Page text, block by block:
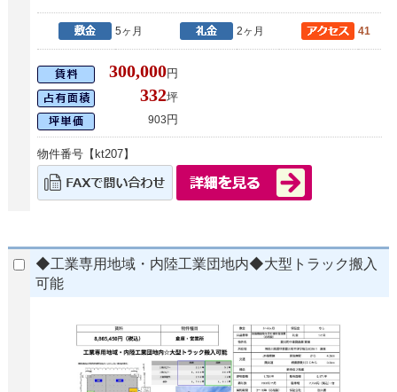
5ヶ月 2ヶ月 41
300,000円
332坪
903 円
物件番号【kt207】
◆工業専用地域・内陸工業団地内◆大型トラック搬入
可能